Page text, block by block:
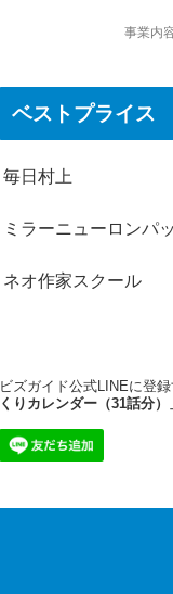
事業内
ベストプライス
毎日村上
ミラーニューロンパ
ネオ作家スクール
ビズガイド公式LINEに登録
くりカレンダー（31話分）